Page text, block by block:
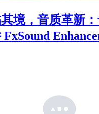
其境，音质革新
FxSound